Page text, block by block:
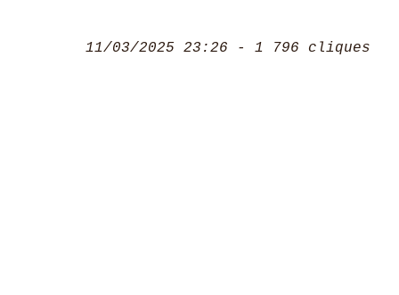
11/03/2025 23:26 - 1 796 cliques